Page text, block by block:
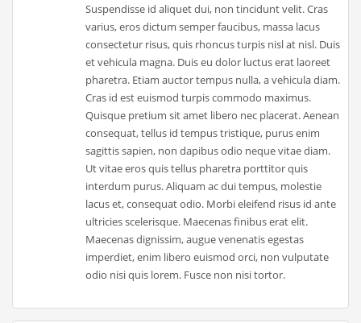
Suspendisse id aliquet dui, non tincidunt velit. Cras
varius, eros dictum semper faucibus, massa lacus
consectetur risus, quis rhoncus turpis nisl at nisl. Duis
et vehicula magna. Duis eu dolor luctus erat laoreet
pharetra. Etiam auctor tempus nulla, a vehicula diam.
Cras id est euismod turpis commodo maximus.
Quisque pretium sit amet libero nec placerat. Aenean
consequat, tellus id tempus tristique, purus enim
sagittis sapien, non dapibus odio neque vitae diam.
Ut vitae eros quis tellus pharetra porttitor quis
interdum purus. Aliquam ac dui tempus, molestie
lacus et, consequat odio. Morbi eleifend risus id ante
ultricies scelerisque. Maecenas finibus erat elit.
Maecenas dignissim, augue venenatis egestas
imperdiet, enim libero euismod orci, non vulputate
odio nisi quis lorem. Fusce non nisi tortor.